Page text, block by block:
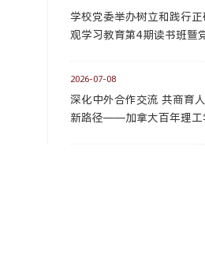
学校党委举办树立和践行
观学习教育第4期读书班暨
2026-07-08
深化中外合作交流 共商育人发展
新路径——加拿大百年理工